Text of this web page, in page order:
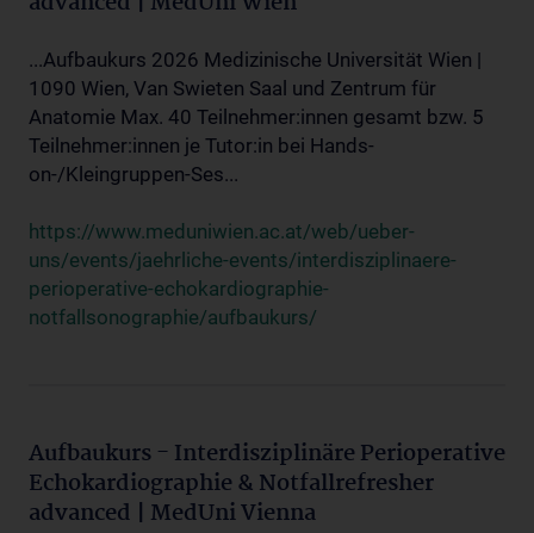
...Aufbaukurs 2026 Medizinische Universität Wien |
1090 Wien, Van Swieten Saal und Zentrum für
Anatomie Max. 40 Teilnehmer:innen gesamt bzw. 5
Teilnehmer:innen je Tutor:in bei Hands-
on-/Kleingruppen-Ses...
https://www.meduniwien.ac.at/web/ueber-
uns/events/jaehrliche-events/interdisziplinaere-
perioperative-echokardiographie-
notfallsonographie/aufbaukurs/
Aufbaukurs - Interdisziplinäre Perioperative
Echokardiographie & Notfallrefresher
advanced | MedUni Vienna